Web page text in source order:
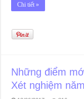
Chi tiết »
Những điểm
Xét nghiệm